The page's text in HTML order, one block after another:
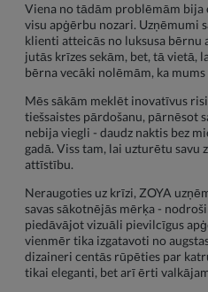
Viena no tādām problēmām bija
visu apģērbu nozari. Uzņēmumi
klienti atteicās no luksusa bērnu
jutās krīzes sekām, bet, tā vietā,
bērna vecāki nolēmām, ka
Mēs sākām meklēt inovatīvus
tiešsaistes pārdošanu, pārnēsot
nebija viegli - daudz naktis bez
gadā. Viss tam, lai uzturētu
attīstību.
Neraugoties uz krīzi, ZOYA
savas sākotnējās mērķa -
piedāvājot vizuāli pievilcīgus
vienmēr tika izgatavoti no
dizaineri centās rūpēties par
tikai eleganti, bet arī ērti